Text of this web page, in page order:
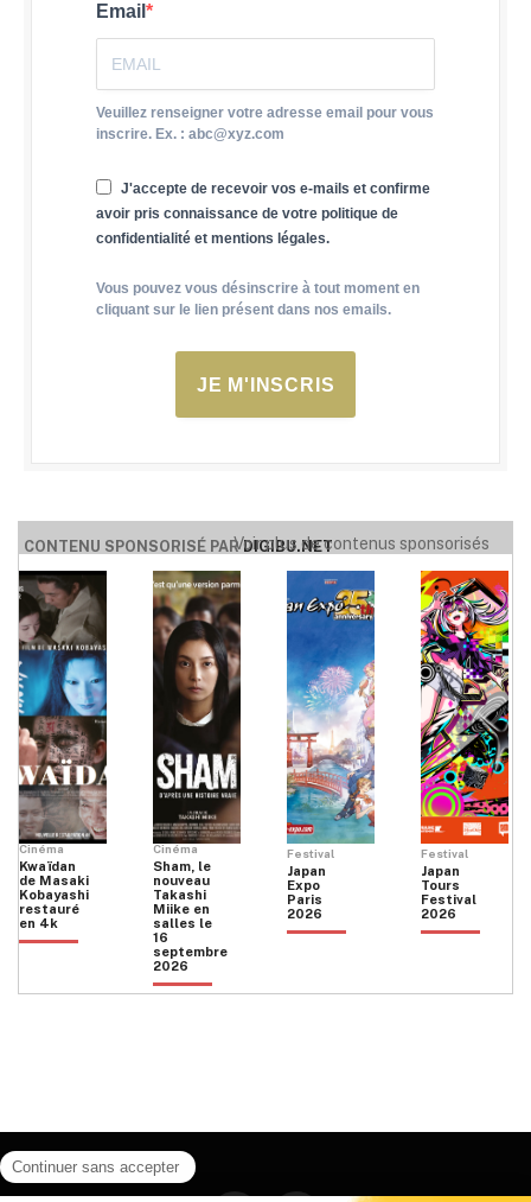
Email
Veuillez renseigner votre adresse email pour vous
inscrire. Ex. : abc@xyz.com
J'accepte de recevoir vos e-mails et confirme
avoir pris connaissance de votre politique de
confidentialité et mentions légales.
Vous pouvez vous désinscrire à tout moment en
cliquant sur le lien présent dans nos emails.
JE M'INSCRIS
CONTENU SPONSORISÉ PARDIGIBU.NET
Voir plus de contenus sponsorisés
Cinéma
Kwaïdan
de Masaki
Kobayashi
restauré
en 4k
Cinéma
Sham, le
nouveau
Takashi
Miike en
salles le
16
septembre
2026
Festival
Japan
Expo
Paris
2026
Festival
Japan
Tours
Festival
2026